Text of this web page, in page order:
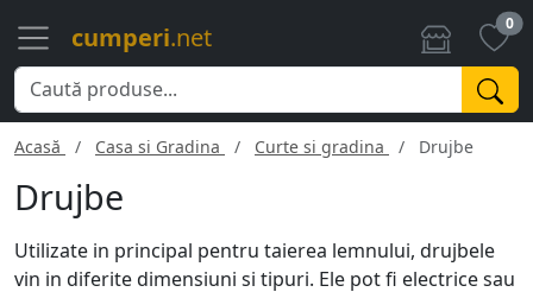
cumperi.net 0
Acasă Casa si Gradina Curte si gradina Drujbe
Drujbe
Utilizate in principal pentru taierea lemnului, drujbele
vin in diferite dimensiuni si tipuri. Ele pot fi electrice sau